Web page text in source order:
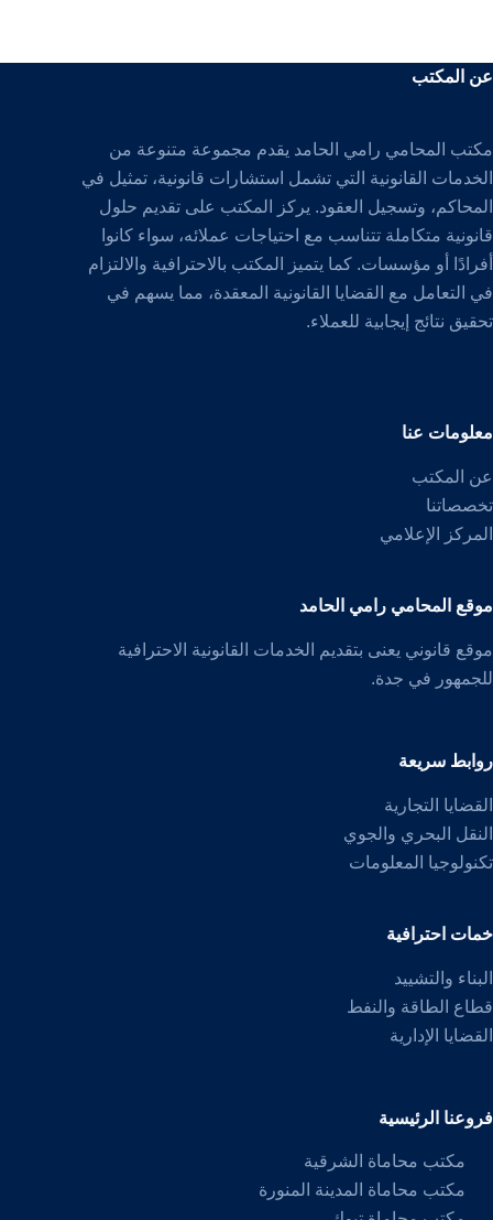
عن المكتب
مكتب المحامي رامي الحامد يقدم مجموعة متنوعة من
الخدمات القانونية التي تشمل استشارات قانونية، تمثيل في
المحاكم، وتسجيل العقود. يركز المكتب على تقديم حلول
قانونية متكاملة تتناسب مع احتياجات عملائه، سواء كانوا
أفرادًا أو مؤسسات. كما يتميز المكتب بالاحترافية والالتزام
في التعامل مع القضايا القانونية المعقدة، مما يسهم في
تحقيق نتائج إيجابية للعملاء.
معلومات عنا
عن المكتب
تخصصاتنا
المركز الإعلامي
موقع المحامي رامي الحامد
موقع قانوني يعنى بتقديم الخدمات القانونية الاحترافية
للجمهور في جدة.
روابط سريعة
القضايا التجارية
النقل البحري والجوي
تكنولوجيا المعلومات
خمات احترافية
البناء والتشييد
قطاع الطاقة والنفط
القضايا الإدارية
فروعنا الرئيسية
مكتب محاماة الشرقية
مكتب محاماة المدينة المنورة